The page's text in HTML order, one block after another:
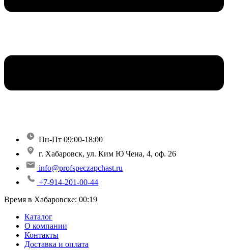
Пн-Пт 09:00-18:00
г. Хабаровск, ул. Ким Ю Чена, 4, оф. 26
info@profspeczapchast.ru
+7-914-201-00-44
Время в Хабаровске: 00:19
Каталог
О компании
Контакты
Доставка и оплата